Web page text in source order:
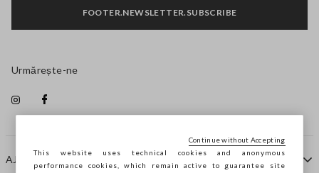
AJUTOR
FOOTER.NEWSLETTER.SUBSCRIBE
Urmărește-ne
This website uses technical cookies and anonymous
performance cookies, which remain active to guarantee site
Continue without Accepting